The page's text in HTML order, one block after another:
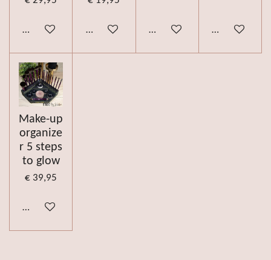
Bekijk details Bekijk details Bekijk details Bekijk details
Make-up
organize
r 5 steps
to glow
€ 39,95
Bekijk details